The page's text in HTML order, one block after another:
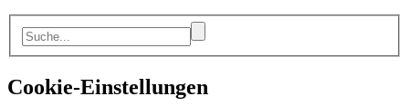
Cookie-Einstellungen